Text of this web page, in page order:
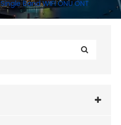
Single Band WIFI ONU ONT